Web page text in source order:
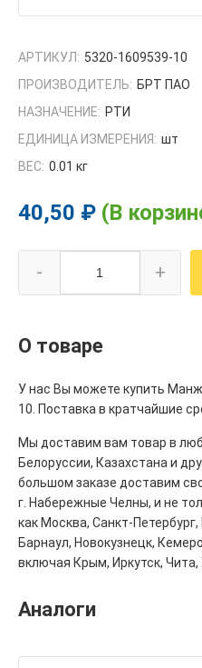
АРТИКУЛ: 5320-1609539-10
ПРОИЗВОДИТЕЛЬ: БРТ ПАО
НАЗНАЧЕНИЕ: РТИ
ЕДИНИЦА ИЗМЕРЕНИЯ: шт
ВЕС: 0.01 кг
40,50 ₽ (В
- +
О товаре
У нас Вы можете купить
10. Поставка в кратчайшие
Мы доставим вам товар в
Белоруссии, Казахстана и
большом заказе доставим
г. Набережные Челны, и не
как Москва, Санкт-
Барнаул, Новокузнецк,
включая Крым, Иркутск,
Аналоги